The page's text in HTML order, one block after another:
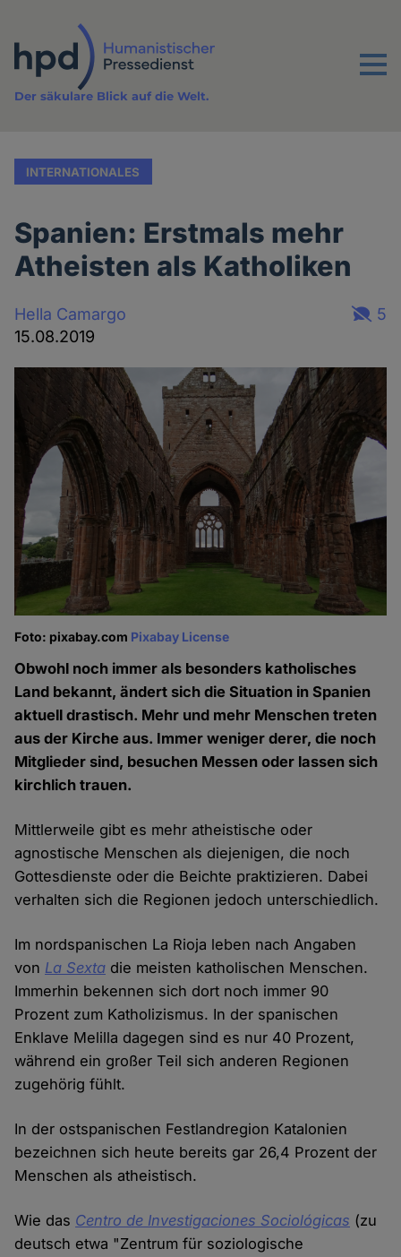
Inhalt
Menu
Der säkulare Blick auf die Welt.
INTERNATIONALES
Spanien: Erstmals mehr
Atheisten als Katholiken
Hella Camargo
15.08.2019
5
Foto: pixabay.com Pixabay License
Obwohl noch immer als besonders katholisches
Land bekannt, ändert sich die Situation in Spanien
aktuell drastisch. Mehr und mehr Menschen treten
aus der Kirche aus. Immer weniger derer, die noch
Mitglieder sind, besuchen Messen oder lassen sich
kirchlich trauen.
Mittlerweile gibt es mehr atheistische oder
agnostische Menschen als diejenigen, die noch
Gottesdienste oder die Beichte praktizieren. Dabei
verhalten sich die Regionen jedoch unterschiedlich.
Im nordspanischen La Rioja leben nach Angaben
von La Sexta die meisten katholischen Menschen.
Immerhin bekennen sich dort noch immer 90
Prozent zum Katholizismus. In der spanischen
Enklave Melilla dagegen sind es nur 40 Prozent,
während ein großer Teil sich anderen Regionen
zugehörig fühlt.
In der ostspanischen Festlandregion Katalonien
bezeichnen sich heute bereits gar 26,4 Prozent der
Menschen als atheistisch.
Wie das Centro de Investigaciones Sociológicas (zu
deutsch etwa "Zentrum für soziologische